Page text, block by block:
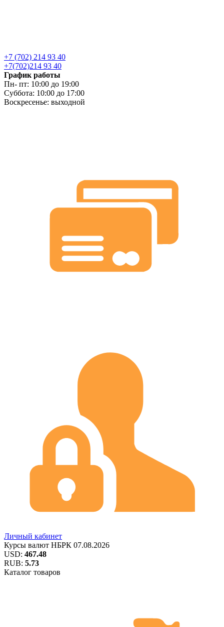
+7 (702) 214 93 40
+7(702)214 93 40
График работы
Пн- пт: 10:00 до 19:00
Суббота: 10:00 до 17:00
Воскресенье: выходной
Личный кабинет
Курсы валют НБРК 07.08.2026
USD: 467.48
RUB: 5.73
Каталог товаров